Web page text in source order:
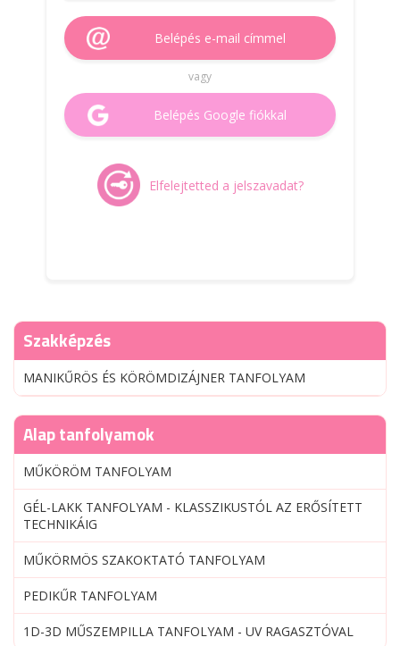
Belépés e-mail címmel
vagy
Belépés Google fiókkal
Elfelejtetted a jelszavadat?
Szakképzés
MANIKŰRÖS ÉS KÖRÖMDIZÁJNER TANFOLYAM
Alap tanfolyamok
MŰKÖRÖM TANFOLYAM
GÉL-LAKK TANFOLYAM - KLASSZIKUSTÓL AZ ERŐSÍTETT
TECHNIKÁIG
MŰKÖRMÖS SZAKOKTATÓ TANFOLYAM
PEDIKŰR TANFOLYAM
1D-3D MŰSZEMPILLA TANFOLYAM - UV RAGASZTÓVAL